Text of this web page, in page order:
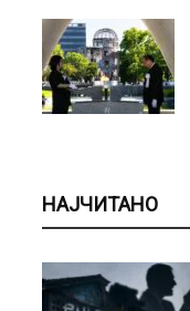
НАЈЧИТАНО